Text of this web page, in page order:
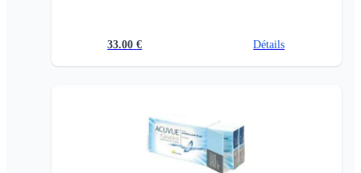
33.00 € Détails